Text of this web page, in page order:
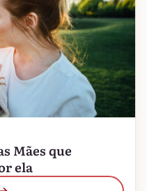
Mães que
ela